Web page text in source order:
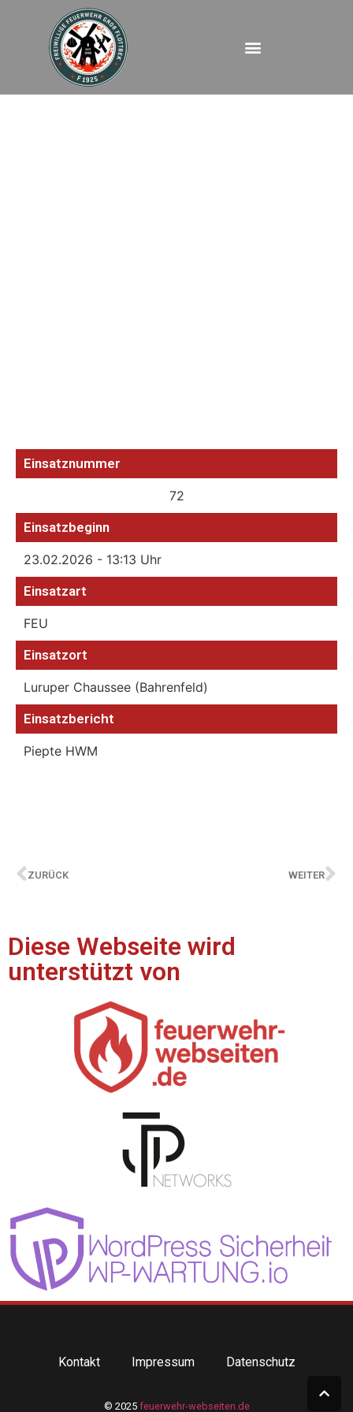
Einsatznummer
72
Einsatzbeginn
23.02.2026 - 13:13 Uhr
Einsatzart
FEU
Einsatzort
Luruper Chaussee (Bahrenfeld)
Einsatzbericht
Piepte HWM
ZURÜCK WEITER
Diese Webseite wird
unterstützt von
Kontakt Impressum Datenschutz
© 2025 feuerwehr-webseiten.de